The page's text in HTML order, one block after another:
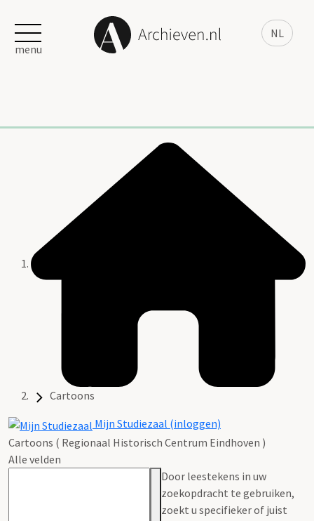
NL
menu
Cartoons
Mijn Studiezaal (inloggen)
Cartoons ( Regionaal Historisch Centrum Eindhoven )
Alle velden
Door leestekens in uw
zoekopdracht te gebruiken,
zoekt u specifieker of juist